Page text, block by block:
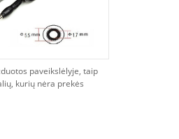
paveikslėlyje, taip
kurių nėra prekės